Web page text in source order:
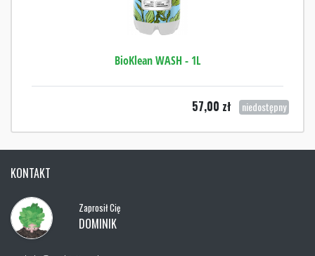
BioKlean WASH - 1L
57,00 zł niedostępny
KONTAKT
Zaprosił Cię
DOMINIK